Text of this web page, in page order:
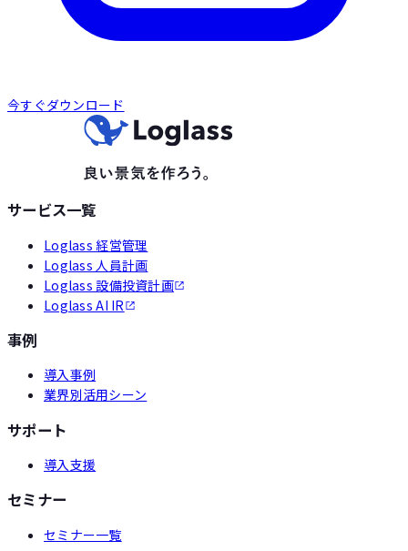
今すぐダウンロード
サービス一覧
Loglass 経営管理
Loglass 人員計画
Loglass 設備投資計画
Loglass AI IR
事例
導入事例
業界別活用シーン
サポート
導入支援
セミナー
セミナー一覧